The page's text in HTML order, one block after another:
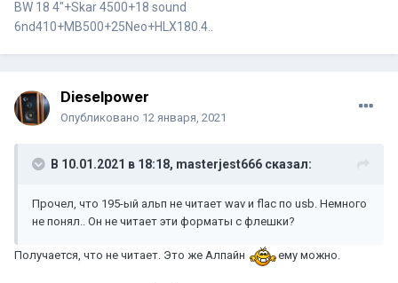
BW 18 4"+Skar 4500+18 sound
6nd410+MB500+25Neo+HLX180.4..
Dieselpower
Опубликовано 12 января, 2021
В 10.01.2021 в 18:18, masterjest666 сказал:
Прочел, что 195-ый альп не читает wav и flac по usb. Немного
не понял.. Он не читает эти форматы с флешки?
Получается, что не читает. Это же Алпайн ему можно.